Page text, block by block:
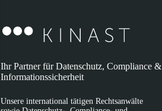
Ihr Partner für Datenschutz, Compliance &
Informationssicherheit
Unsere international tätigen Rechtsanwälte